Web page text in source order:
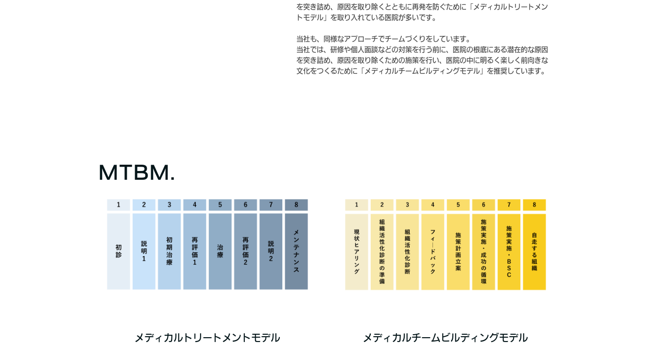
を突き詰め、原因を取り除くとともに再発を防ぐために「メディカルトリートメン
トモデル」を取り入れている医院が多いです。
当社も、同様なアプローチでチームづくりをしています。
当社では、研修や個人面談などの対策を行う前に、医院の根底にある潜在的な原因
を突き詰め、原因を取り除くための施策を行い、医院の中に明るく楽しく前向きな
文化をつくるために「メディカルチームビルディングモデル」を推奨しています。
MTBM.
メディカルトリートメントモデル
メディカルチームビルディングモデル